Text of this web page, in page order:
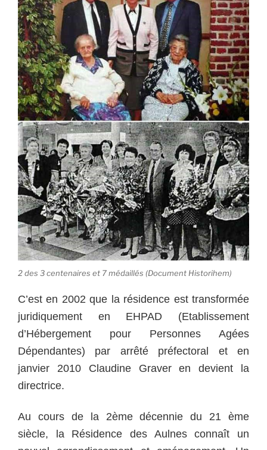
2 des 3 centenaires et 7 médaillés (Document Historihem)
C’est en 2002 que la résidence est transformée
juridiquement en EHPAD (Etablissement
d’Hébergement pour Personnes Agées
Dépendantes) par arrêté préfectoral et en
janvier 2010 Claudine Graver en devient la
directrice.
Au cours de la 2ème décennie du 21 ème
siècle, la Résidence des Aulnes connaît un